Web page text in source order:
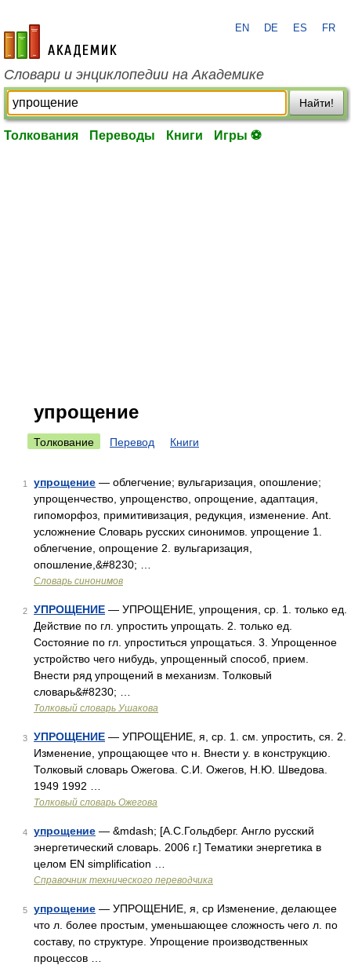
academic.ru
EN DE ES FR
Словари и энциклопедии на Академике
Найти!
Толкования Переводы Книги Игры ⚽
упрощение
Толкование Перевод Книги
1 упрощение — облегчение; вульгаризация, опошление;
упрощенчество, упрощенство, опрощение, адаптация,
гипоморфоз, примитивизация, редукция, изменение. Ant.
усложнение Словарь русских синонимов. упрощение 1.
облегчение, опрощение 2. вульгаризация,
опошление,&#8230; …
Словарь синонимов
2 УПРОЩЕНИЕ — УПРОЩЕНИЕ, упрощения, ср. 1. только ед.
Действие по гл. упростить упрощать. 2. только ед.
Состояние по гл. упроститься упрощаться. 3. Упрощенное
устройство чего нибудь, упрощенный способ, прием.
Внести ряд упрощений в механизм. Толковый
словарь&#8230; …
Толковый словарь Ушакова
3 УПРОЩЕНИЕ — УПРОЩЕНИЕ, я, ср. 1. см. упростить, ся. 2.
Изменение, упрощающее что н. Внести у. в конструкцию.
Толковый словарь Ожегова. С.И. Ожегов, Н.Ю. Шведова.
1949 1992 …
Толковый словарь Ожегова
4 упрощение — &mdash; [А.С.Гольдберг. Англо русский
энергетический словарь. 2006 г.] Тематики энергетика в
целом EN simplification …
Справочник технического переводчика
5 упрощение — УПРОЩЕНИЕ, я, ср Изменение, делающее
что л. более простым, уменьшающее сложность чего л. по
составу, по структуре. Упрощение производственных
процессов …